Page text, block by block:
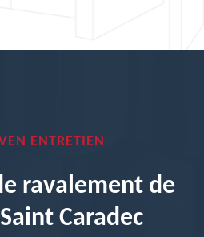
ENTRETIEN
ravalement de
Caradec